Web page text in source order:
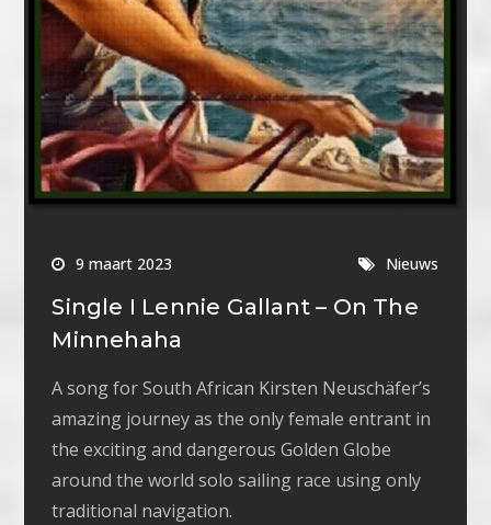
9 maart 2023 Nieuws
Single I Lennie Gallant – On The
Minnehaha
A song for South African Kirsten Neuschäfer’s
amazing journey as the only female entrant in
the exciting and dangerous Golden Globe
around the world solo sailing race using only
traditional navigation.